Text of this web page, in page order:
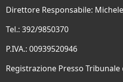
Direttore Responsabile:
Tel.: 392/9850370
P.IVA.: 00939520946
Registrazione Presso Tribunale